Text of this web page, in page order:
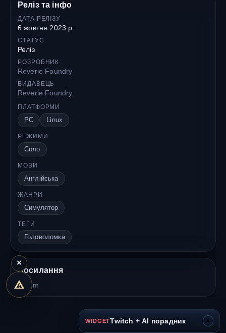
Реліз та інфо
ДАТА РЕЛІЗУ
6 жовтня 2023 р.
СТАТУС
Реліз
РОЗРОБНИК
Reverie Foundry
ВИДАВЕЦЬ
Reverie Foundry
ПЛАТФОРМИ
PC Linux
РЕЖИМИ
Соло
МОВИ
Англійська
ЖАНРИ
Симулятор
ТЕГИ
Головоломка
Посилання
Steam
WIDGETTwitch + AI порадник ▾
×